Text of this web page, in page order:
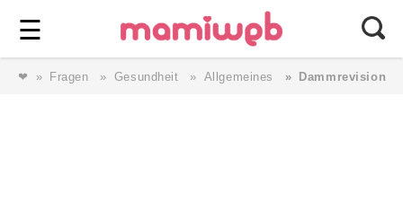
☰ ⎯ Wir lieben Familie ⎯
❤ Fragen Gesundheit Allgemeines Dammrevision